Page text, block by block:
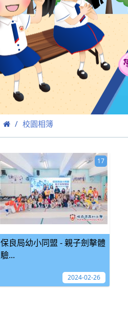
校園相簿
保良局幼小同盟 - 親子劍擊體
驗...
17
2024-02-26